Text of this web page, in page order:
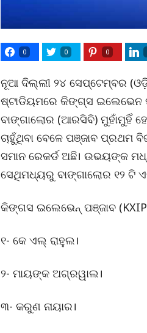
0 0 0
ନୂଆ ଦିଲ୍ଲୀ ୨୪ ସେପ୍ଟେମ୍ବର
ଷ୍ଟାଡିୟମରେ କିଙ୍ଗ୍ସ ଇଲେଭେନ
ବାଙ୍ଗାଲୋର (ଆରସିବି) ମୁହାଁମୁହିଁ
ଚାହୁଁଥିବା ବେଳେ ପଞ୍ଜାବ ପ୍ରଥମ
ସମାନ ରେକର୍ଡ ଅଛି। ଉଭୟଙ୍କ
ସେଥିମଧ୍ୟରୁ ବାଙ୍ଗାଲୋର ୧୨ ଟି
କିଙ୍ଗସ ଇଲେଭେନ୍ ପଞ୍ଜାବ
୧- କେ ଏଲ୍ ରାହୁଲ।
୨- ମାୟଙ୍କ ଅଗ୍ରୱାଲ।
୩- କରୁଣ ନାୟାର।